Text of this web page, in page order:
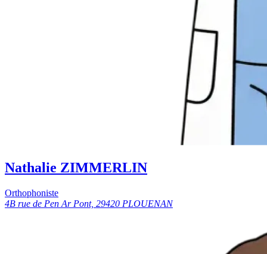
Nathalie ZIMMERLIN
Orthophoniste
4B rue de Pen Ar Pont, 29420 PLOUENAN